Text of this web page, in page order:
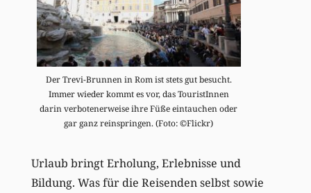
Der Trevi-Brunnen in Rom ist stets gut besucht.
Immer wieder kommt es vor, das TouristInnen
darin verbotenerweise ihre Füße eintauchen oder
gar ganz reinspringen. (Foto: ©Flickr)
Urlaub bringt Erholung, Erlebnisse und
Bildung. Was für die Reisenden selbst sowie